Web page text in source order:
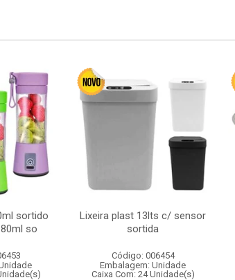
sortido
so
Lixeira plast 13lts c/ sensor
sortida
Código: 006454
Embalagem: Unidade
Caixa Com: 24 Unidade(s)